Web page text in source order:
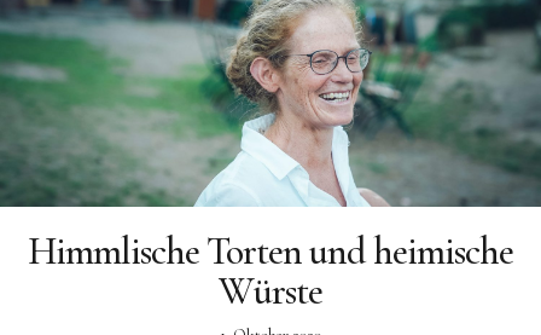
About
Services | Leistungen
FacebookInstagram
Himmlische Torten und heimische
Würste